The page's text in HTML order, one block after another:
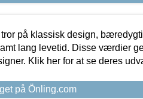
på klassisk design,
lang levetid. Disse værdier
Klik her for at se deres
på Önling.com